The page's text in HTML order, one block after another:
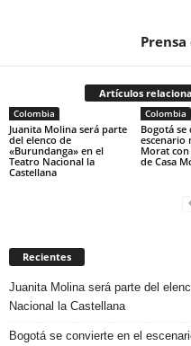
Artículos
Colombia
Juanita Molina será parte
del elenco de
«Burundanga» en el
Teatro Nacional la
Castellana
Colombia
Bogotá
escenario
Morat
de Casa
Recientes
Juanita Molina será parte del
Nacional la Castellana
Bogotá se convierte en el